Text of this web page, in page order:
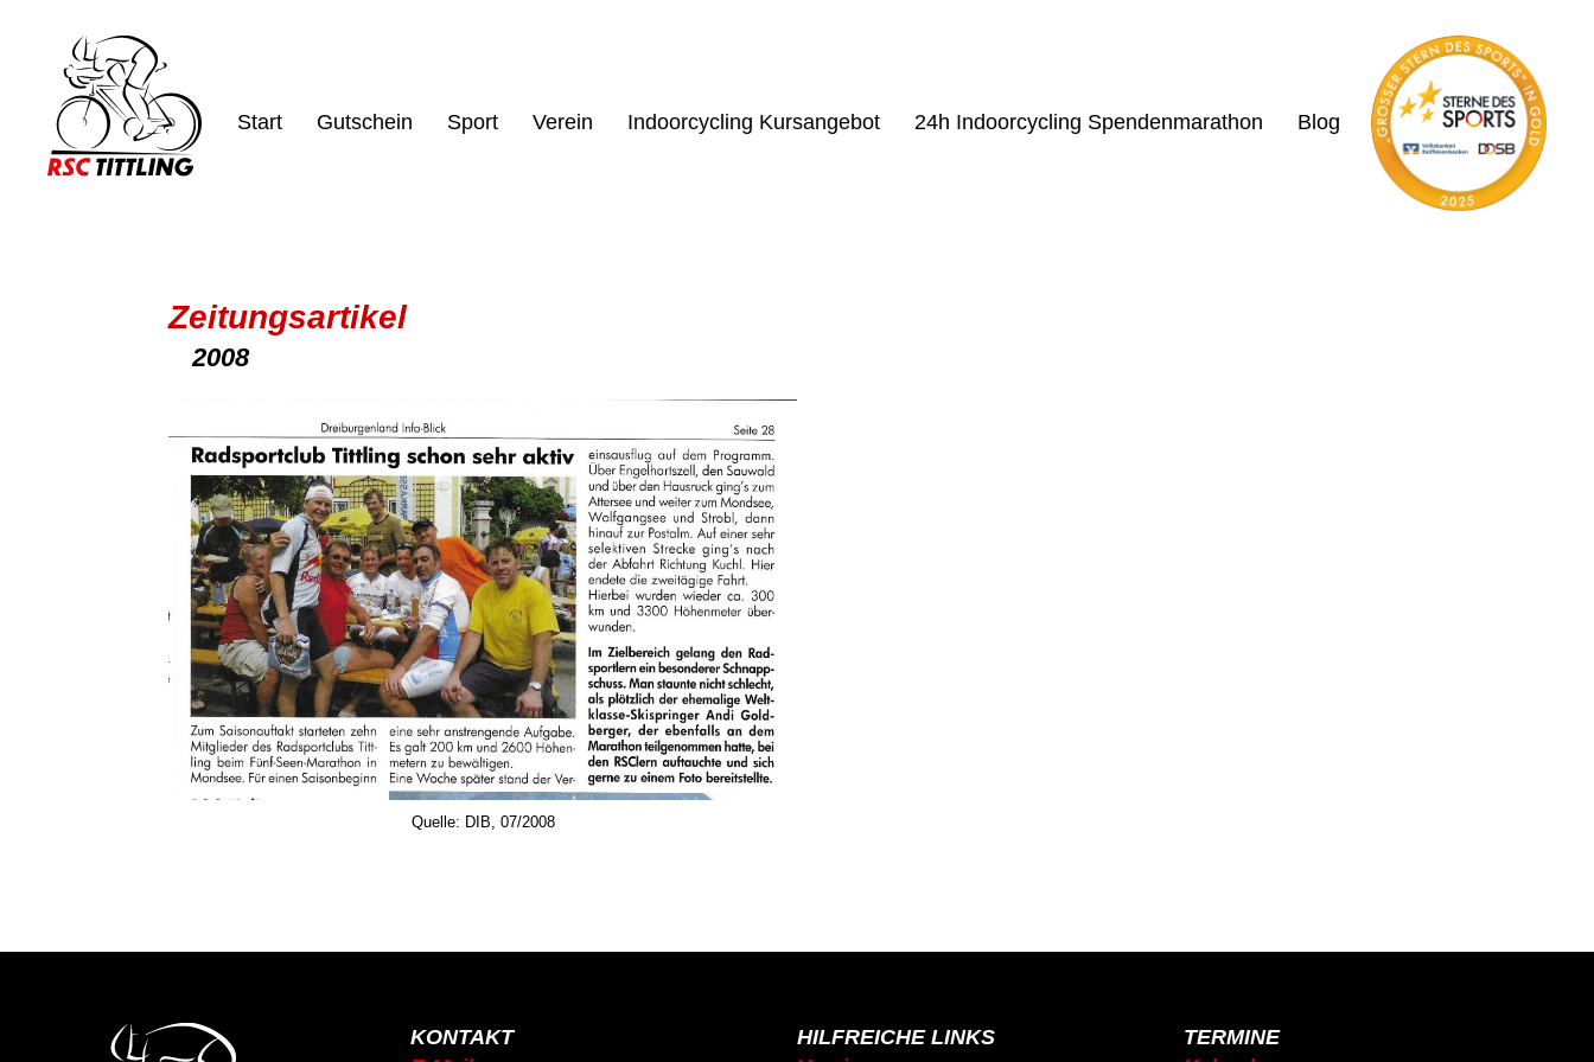
Start Gutschein Sport Verein Indoorcycling Kursangebot 24h Indoorcycling Spendenmarathon Blog
Zeitungsartikel
2008
Quelle: DIB, 07/2008
KONTAKT
HILFREICHE LINKS
TERMINE